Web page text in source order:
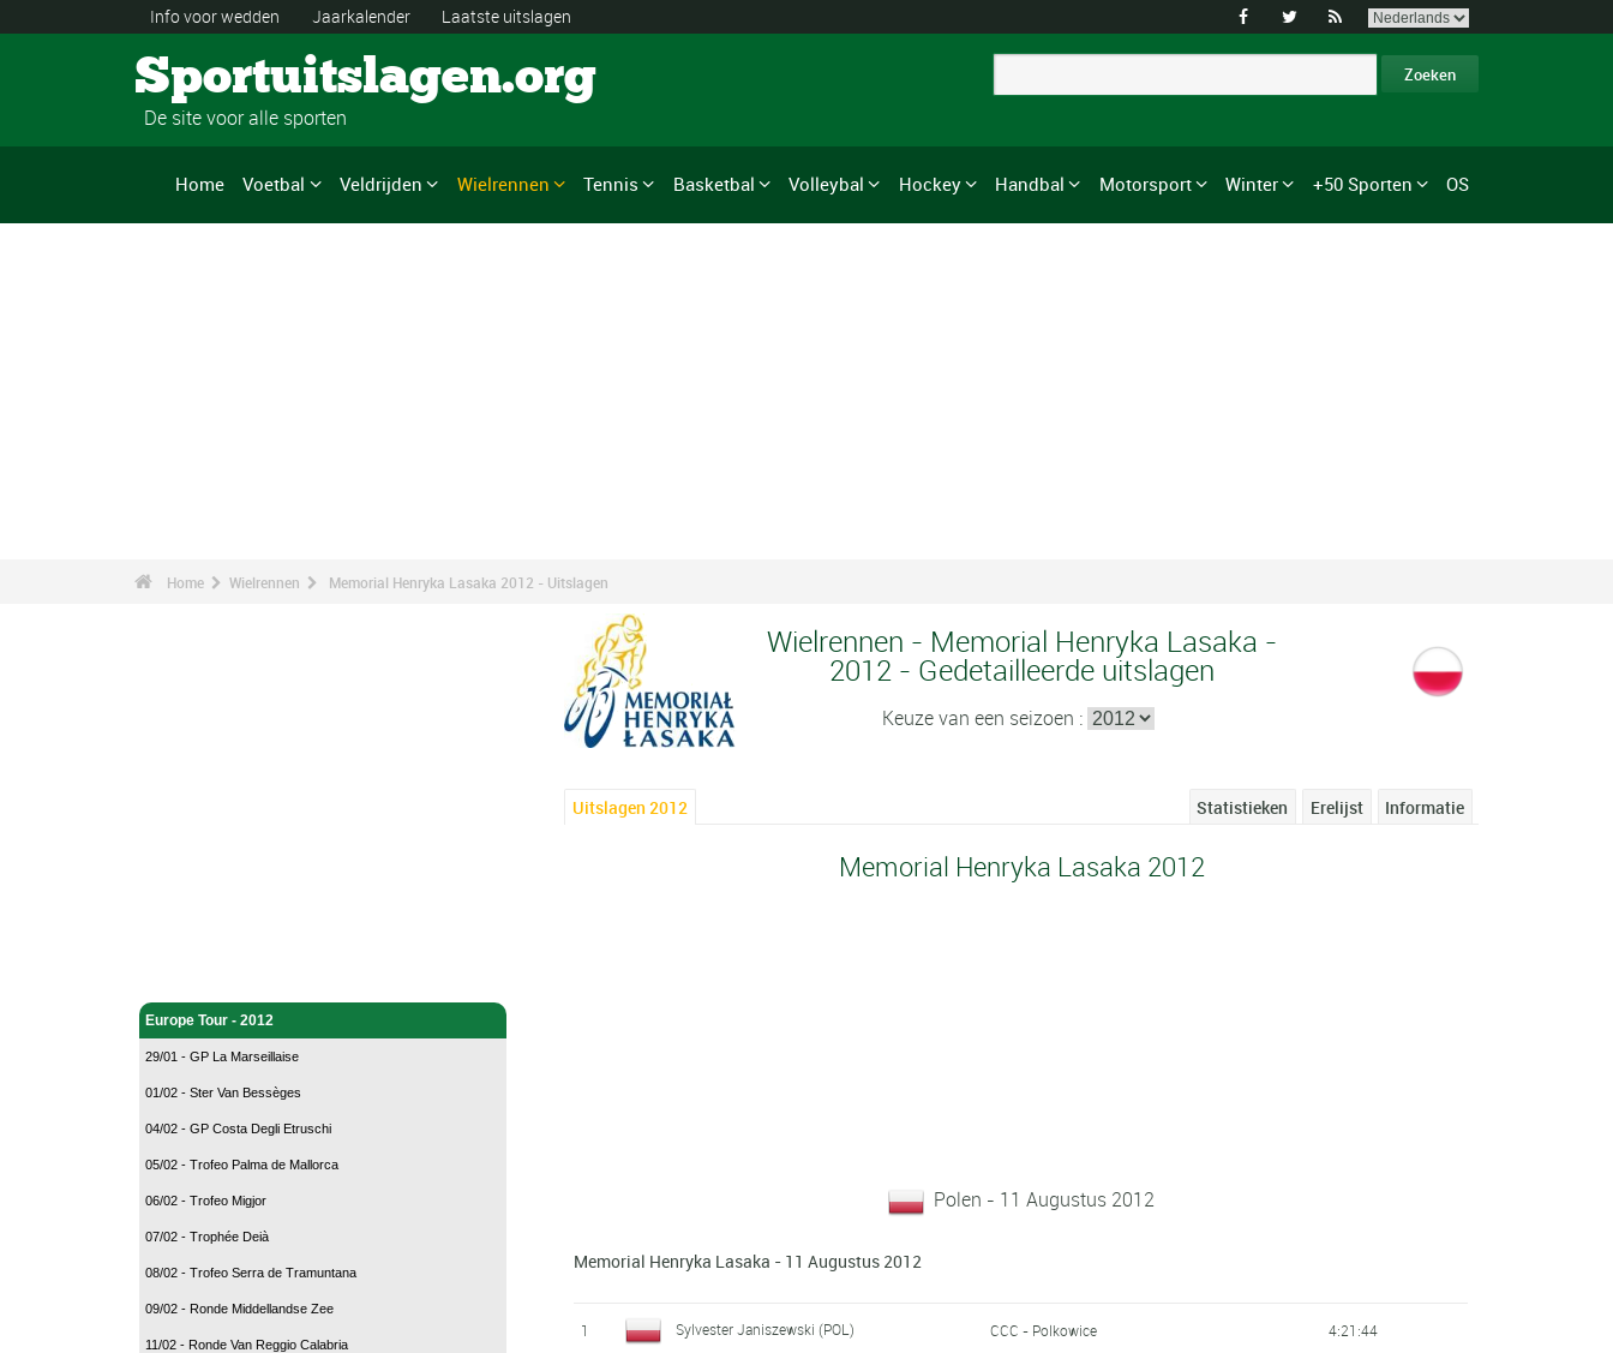
Info voor wedden Jaarkalender Laatste uitslagen   
Sportuitslagen.org
De site voor alle sporten
Home Voetbal Veldrijden Wielrennen Tennis Basketbal Volleybal Hockey Handbal Motorsport Winter +50 Sporten OS
Home Wielrennen Memorial Henryka Lasaka 2012 - Uitslagen
Europe Tour - 2012
29/01 - GP La Marseillaise
01/02 - Ster Van Bessèges
04/02 - GP Costa Degli Etruschi
05/02 - Trofeo Palma de Mallorca
06/02 - Trofeo Migjor
07/02 - Trophée Deià
08/02 - Trofeo Serra de Tramuntana
09/02 - Ronde Middellandse Zee
11/02 - Ronde Van Reggio Calabria
Wielrennen - Memorial Henryka Lasaka -
2012 - Gedetailleerde uitslagen
Keuze van een seizoen :
Uitslagen 2012 Informatie
Erelijst
Statistieken
Memorial Henryka Lasaka 2012
Polen - 11 Augustus 2012
Memorial Henryka Lasaka - 11 Augustus 2012
1 Sylvester Janiszewski (POL) CCC - Polkowice 4:21:44